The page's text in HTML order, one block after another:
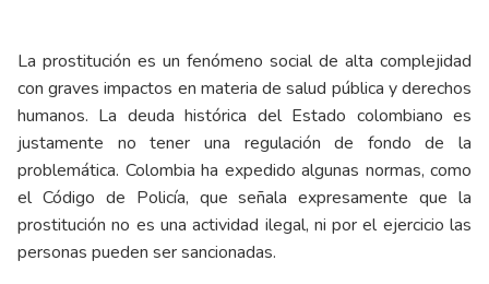
La prostitución es un fenómeno social de alta complejidad
con graves impactos en materia de salud pública y derechos
humanos. La deuda histórica del Estado colombiano es
justamente no tener una regulación de fondo de la
problemática. Colombia ha expedido algunas normas, como
el Código de Policía, que señala expresamente que la
prostitución no es una actividad ilegal, ni por el ejercicio las
personas pueden ser sancionadas.